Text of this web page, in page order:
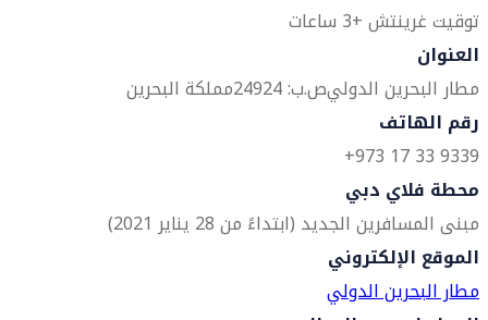
توقيت غرينتش +3 ساعات
العنوان
مطار البحرين الدوليص.ب: 24924
مملكة البحرين
رقم الهاتف
9339 33 17 973+
محطة فلاي دبي
مبنى المسافرين الجديد (ابتداءً من 28 يناير 2021)
الموقع الإلكتروني
مطار البحرين الدولي